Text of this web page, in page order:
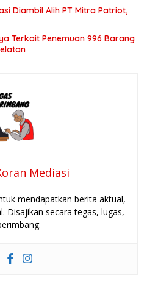
PT Mitra Patriot,
Terkait Penemuan 996 Barang
Mediasi
mendapatkan berita aktual,
Disajikan secara tegas, lugas,